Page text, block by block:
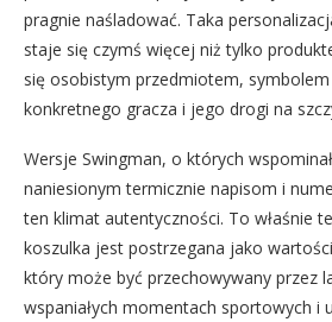
pragnie naśladować. Taka
staje się czymś więcej niż tylko
się osobistym przedmiotem,
konkretnego gracza i jego drogi na
Wersje Swingman, o których
naniesionym termicznie napisom i
ten klimat autentyczności. To właśnie
koszulka jest postrzegana jako
który może być przechowywany przez
wspaniałych momentach sportowych i